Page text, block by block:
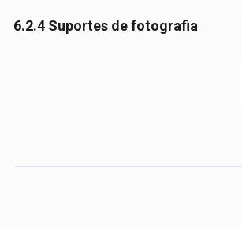
6.2.4 Suportes de fotografia